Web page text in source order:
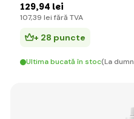
129,94 lei
107,39 lei fără TVA
+ 28 puncte
Ultima bucată în stoc(La